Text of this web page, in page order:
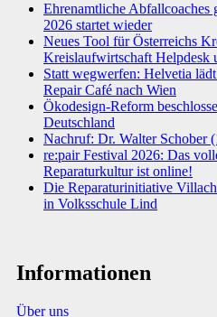
Ehrenamtliche Abfallcoaches
2026 startet wieder
Neues Tool für Österreichs
Kreislaufwirtschaft Helpdesk
Statt wegwerfen: Helvetia
Repair Café nach Wien
Ökodesign-Reform
Deutschland
Nachruf: Dr. Walter Schober
re:pair Festival 2026: Das
Reparaturkultur ist online!
Die Reparaturinitiative
in Volksschule Lind
Informationen
Über uns